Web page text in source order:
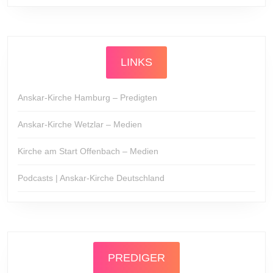
LINKS
Anskar-Kirche Hamburg – Predigten
Anskar-Kirche Wetzlar – Medien
Kirche am Start Offenbach – Medien
Podcasts | Anskar-Kirche Deutschland
PREDIGER